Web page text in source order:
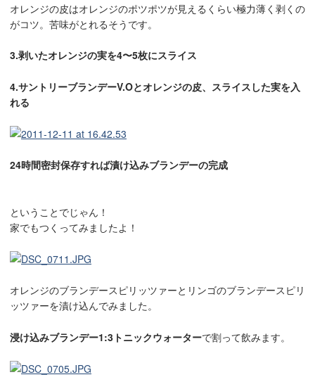
オレンジの皮はオレンジのポツポツが見えるくらい極力薄く剥くの
がコツ。苦味がとれるそうです。
3.剥いたオレンジの実を4〜5枚にスライス
4.サントリーブランデーV.Oとオレンジの皮、スライスした実を入
れる
24時間密封保存すれば漬け込みブランデーの完成
ということでじゃん！
家でもつくってみましたよ！
オレンジのブランデースピリッツァーとリンゴのブランデースピリ
ッツァーを漬け込んでみました。
浸け込みブランデー1:3トニックウォーターで割って飲みます。